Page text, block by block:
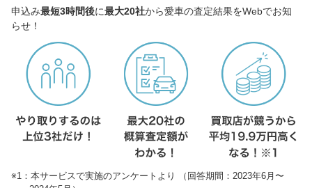
申込み最短3時間後に最大20社から愛車の査定結果をWebでお知
らせ！
※1：本サービスで実施のアンケートより （回答期間：2023年6月〜